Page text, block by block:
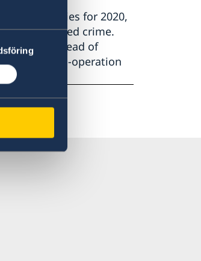
priorities for 2020,
organised crime.
Europe ahead of
and Co-operation